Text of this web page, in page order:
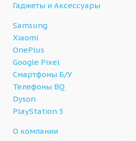
Гаджеты и Аксессуары
Samsung
Xiaomi
OnePlus
Google Pixel
Смартфоны Б/У
Телефоны BQ
Dyson
PlayStation 5
О компании